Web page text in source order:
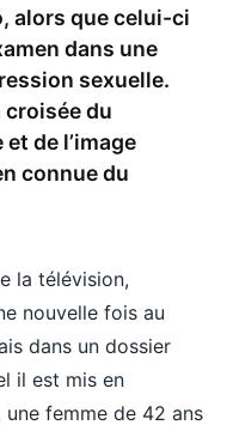
alors que celui-ci
dans une
sexuelle.
croisée du
de l’image
connue du
la télévision,
nouvelle fois au
dans un dossier
il est mis en
femme de 42 ans